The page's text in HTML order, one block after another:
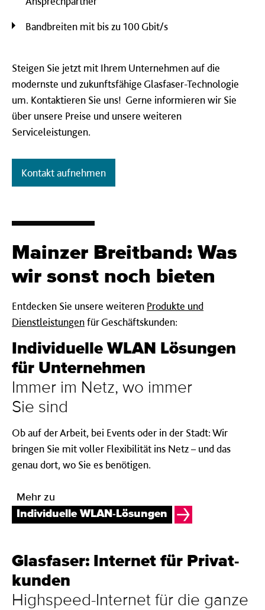
Bandbreiten mit bis zu 100 Gbit/s
Steigen Sie jetzt mit Ihrem Unternehmen auf die
modernste und zukunftsfähige Glasfaser-Technologie
um. Kontaktieren Sie uns! Gerne informieren wir Sie
über unsere Preise und unsere weiteren
Serviceleistungen.
Kontakt aufnehmen
Mainz­er Breit­band: Was
wir sonst noch bieten
Entdecken Sie unsere weiteren Produkte und
Dienstleistungenfür Geschäftskunden:
Individuelle WLAN Lösung­en
für Unter­nehmen
Immer im Netz, wo immer
Sie sind
Ob auf der Arbeit, bei Events oder in der Stadt: Wir
bringen Sie mit voller Flexibilität ins Netz – und das
genau dort, wo Sie es benötigen.
Mehr zu
Individuelle WLAN-Lösungen
Glasfaser: Internet für Privat­
kunden
Highspeed-Internet für die ganze